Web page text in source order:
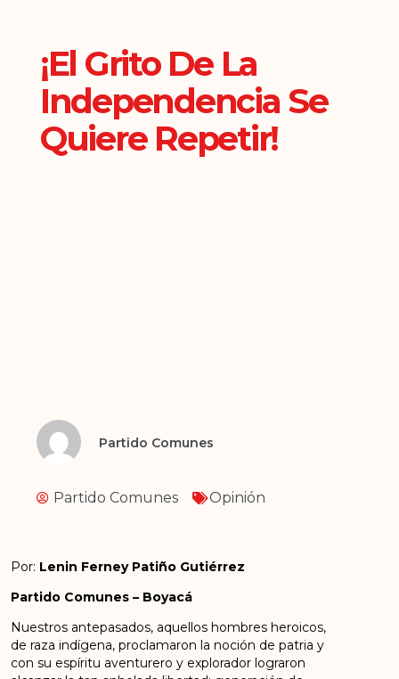
¡El Grito De La
Independencia Se
Quiere Repetir!
Partido Comunes
Partido Comunes Opinión
Por: Lenin Ferney Patiño Gutiérrez
Partido Comunes – Boyacá
Nuestros antepasados, aquellos hombres heroicos,
de raza indígena, proclamaron la noción de patria y
con su espíritu aventurero y explorador lograron